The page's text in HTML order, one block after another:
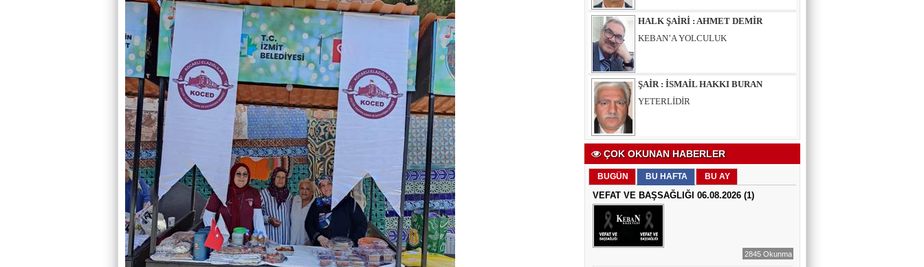
ŞAİR : İSMAİL HAKKI BURAN
YETERLİDİR
EĞİTİMCİ - ŞAİR : MUSTAFA ERGAN
KADIN VAR
EĞİTİMCİ - ŞAİR : FEVZİ ÖZDEMİR
EDEP
ŞAİR : SELAMİ DOLU
ŞİİRLERİN HER SATIRINDA SEN VARSIN
ÇOK OKUNAN HABERLER
BUGÜN BU HAFTA BU AY
VEFAT VE BAŞSAĞLIĞI 06.08.2026 (1)
2845 Okunma